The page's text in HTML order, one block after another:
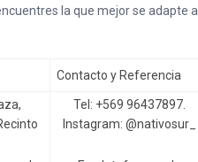
la que mejor se adapte a
Contacto y Referencia
Recinto
Tel: +569 96437897.
Instagram: @nativosur_